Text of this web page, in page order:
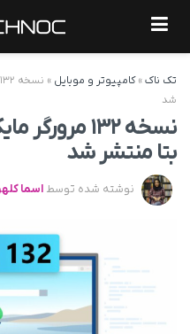
تک ناک»کامپیوتر و موبایل »
شد
نسخه ۱۳۲
بتا منتشر شد
نوشته شده توسط اسما